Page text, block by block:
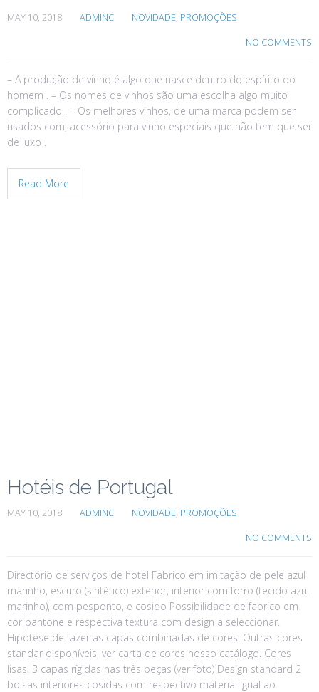
MAY 10, 2018 ADMINC NOVIDADE, PROMOÇÕES
NO COMMENTS
– A produção de vinho é algo que nasce dentro do espírito do
homem . – Os nomes de vinhos são uma escolha algo muito
complicado . – Os melhores vinhos, de uma marca podem ser
usados com, acessório para vinho especiais que não tem que ser
de luxo .
Read More
Hotéis de Portugal
MAY 10, 2018 ADMINC NOVIDADE, PROMOÇÕES
NO COMMENTS
Directório de serviços de hotel Fabrico em imitação de pele azul
marinho, escuro (sintético) exterior, interior com forro (tecido azul
marinho), com pesponto, e cosido Possibilidade de fabrico em
cor pantone e respectiva textura com design a seleccionar.
Hipótese de fazer as capas combinadas de cores. Outras cores
standar disponíveis, ver carta de cores nosso catálogo. Cores
lisas. 3 capas rígidas nas três peças (ver foto) Design standard 2
bolsas interiores cosidas com respectivo material igual ao